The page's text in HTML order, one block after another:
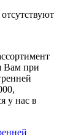
Вам при
,
у нас в